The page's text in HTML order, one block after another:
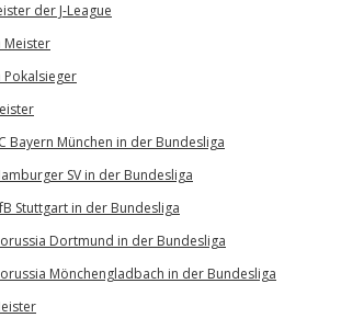
der J-League
Meister
Pokalsieger
Bayern München in der Bundesliga
SV in der Bundesliga
Stuttgart in der Bundesliga
Dortmund in der Bundesliga
Mönchengladbach in der Bundesliga